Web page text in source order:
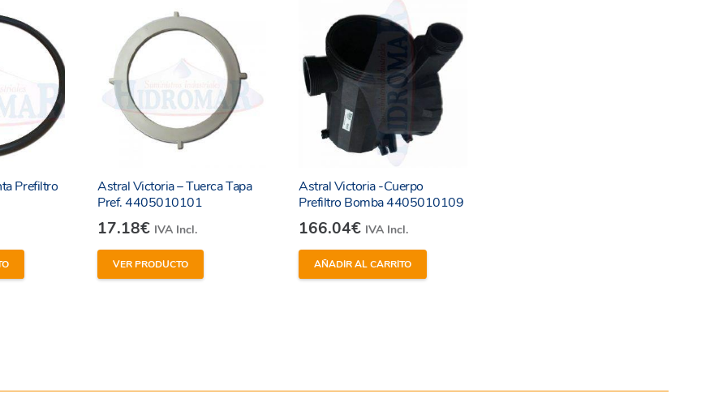
o desgastada o simplemente quieras tener una pieza de repuesto a mano para futuras necesidades de
es la elección ideal. Asegúrate de comprar productos originales de Astral para garantizar la compatibilidad y
38772, 38769, 38774, 41224
Prefiltro
Astral Victoria – Tuerca Tapa
Pref. 4405010101
17.18€ IVA Incl.
VER PRODUCTO
Astral Victoria -Cuerpo
Prefiltro Bomba 4405010109
166.04€ IVA Incl.
AÑADIR AL CARRITO